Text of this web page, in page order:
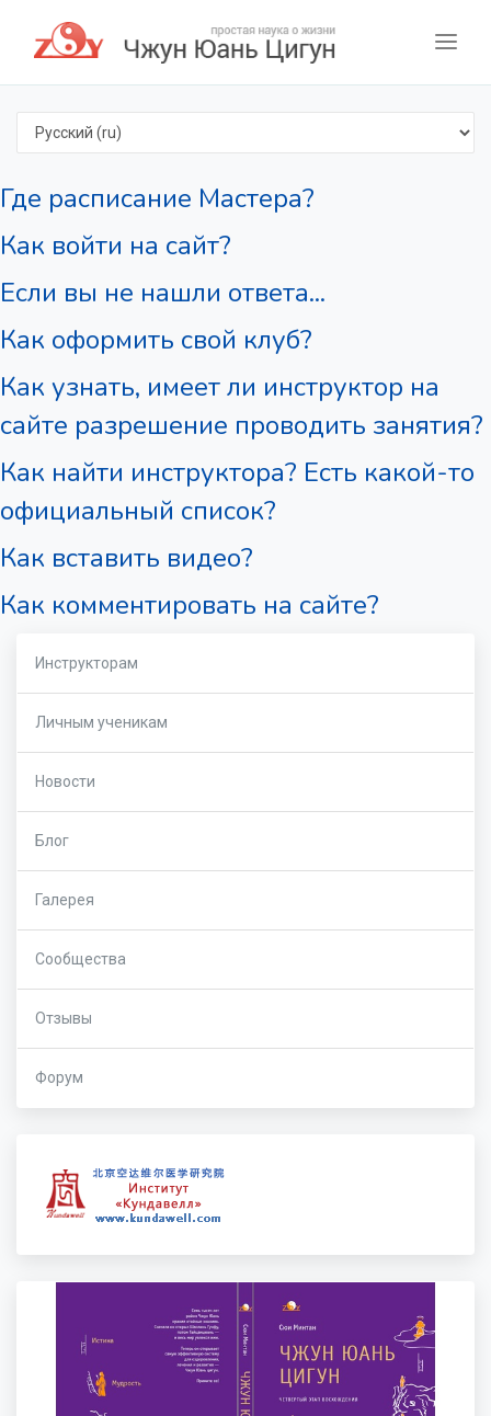
Select language
Где расписание Мастера?
Как войти на сайт?
Если вы не нашли ответа...
Как оформить свой клуб?
Как узнать, имеет ли инструктор на
сайте разрешение проводить занятия?
Как найти инструктора? Есть какой-то
официальный список?
Как вставить видео?
Как комментировать на сайте?
Инструкторам
Личным ученикам
Новости
Блог
Галерея
Сообщества
Отзывы
Форум